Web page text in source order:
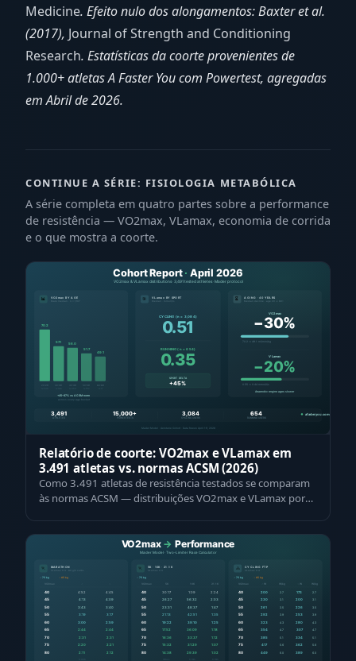
Medicine. Efeito nulo dos alongamentos: Baxter et al.
(2017), Journal of Strength and Conditioning
Research. Estatísticas da coorte provenientes de
1.000+ atletas A Faster You com Powertest, agregadas
em Abril de 2026.
CONTINUE A SÉRIE: FISIOLOGIA METABÓLICA
A série completa em quatro partes sobre a performance
de resistência — VO2max, VLamax, economia de corrida
e o que mostra a coorte.
Relatório de coorte: VO2max e VLamax em
3.491 atletas vs. normas ACSM (2026)
Como 3.491 atletas de resistência testados se comparam
às normas ACSM — distribuições VO2max e VLamax por